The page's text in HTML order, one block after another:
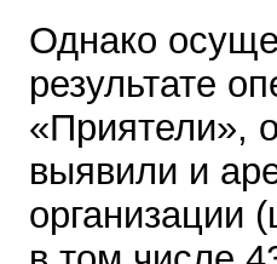
Однако
результате
«Приятели»,
выявили и
организации